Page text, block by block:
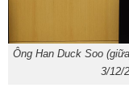
Ông Han Duck Soo
3/12/